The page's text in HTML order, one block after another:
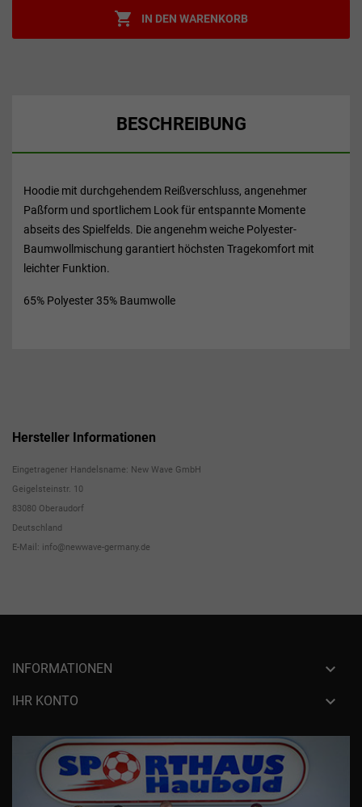
 IN DEN WARENKORB
BESCHREIBUNG
Hoodie mit durchgehendem Reißverschluss, angenehmer
Paßform und sportlichem Look für entspannte Momente
abseits des Spielfelds. Die angenehm weiche Polyester-
Baumwollmischung garantiert höchsten Tragekomfort mit
leichter Funktion.
65% Polyester 35% Baumwolle
Hersteller Informationen
Eingetragener Handelsname: New Wave GmbH
Geigelsteinstr. 10
83080 Oberaudorf
Deutschland
E-Mail: info@newwave-germany.de
INFORMATIONEN 
IHR KONTO 